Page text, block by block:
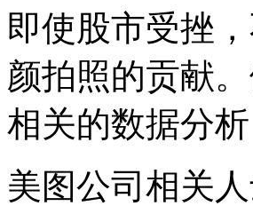
即使股市受挫
颜拍照的贡献
相关的数据分
美图公司相关